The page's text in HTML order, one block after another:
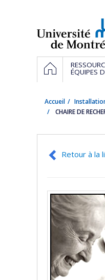
Navigation
principale
ACCUEIL
ÉQUIPES
Accueil
CHAIRE DE
Retour à la